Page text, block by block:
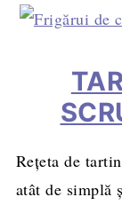
Rețeta de
atât de simplă